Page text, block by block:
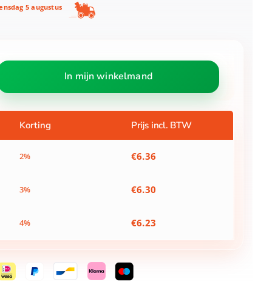
5 augustus
In mijn winkelmand
Korting Prijs incl. BTW
2% €6.36
3% €6.30
4% €6.23